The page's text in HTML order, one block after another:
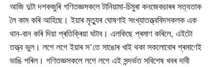
আজি দুটা দশকজুৰি গণিতজ্ঞসকলে টানিয়ামা-চিমুৰা কনজেকচাৰৰ সত্যতাক
লৈ কাম কৰি আহিছে। ইয়াৰ মৃত্যুৰ ঘোষণাই সংখ্যাতত্ত্ববিদসকলক এক
থান-বান কৰি দিয়া প্ৰতিক্ৰিয়া ঘটাব। এলকিছে প্ৰমাণ কৰিলে, এইটো
তত্ত্ব ভুল। লগে লগে ইয়াৰ স’তে সাঙোৰ খাই থকা সকলোবোৰ প্ৰমাণেই
ভাঙি পৰিল। গণিতজ্ঞসকলে লগে লগে এই সন্দৰ্ভত সবিশেষ খবৰ দাবী